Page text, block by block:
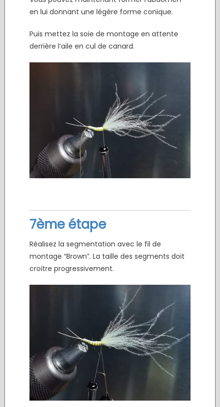
en lui donnant une légère forme conique.
Puis mettez la soie de montage en attente
derrière l’aile en cul de canard.
7ème étape
Réalisez la segmentation avec le fil de
montage “Brown”. La taille des segments doit
croitre progressivement.